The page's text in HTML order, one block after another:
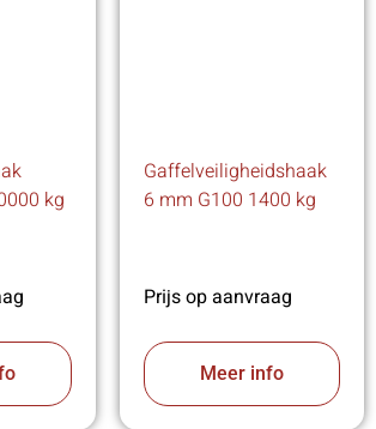
kg
Gaffelveiligheidshaak
6 mm G100 1400 kg
Prijs op aanvraag
Meer info